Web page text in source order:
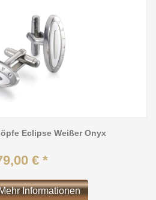
Eclipse Weißer Onyx
€ *
Informationen